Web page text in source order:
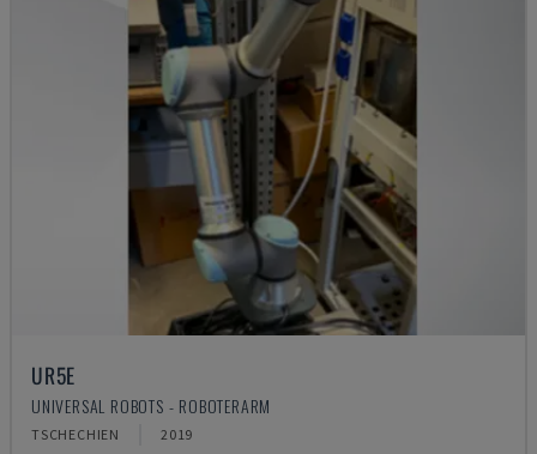
UR5E
UNIVERSAL ROBOTS - ROBOTERARM
TSCHECHIEN 2019